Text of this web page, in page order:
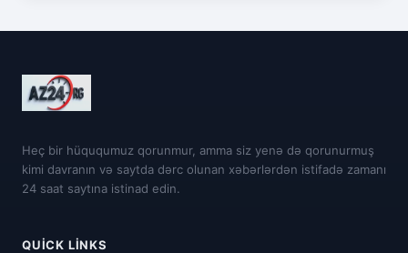
Heç bir hüququmuz qorunmur, amma siz yenə də qorunurmuş
kimi davranın və saytda dərc olunan xəbərlərdən istifadə zamanı
24 saat saytına istinad edin.
QUICK LINKS